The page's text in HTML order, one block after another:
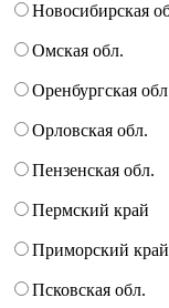
Новосибирская
Омская обл.
Оренбургская
Орловская обл.
Пензенская обл.
Пермский край
Приморский край
Псковская обл.